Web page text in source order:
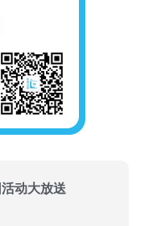
动大放送